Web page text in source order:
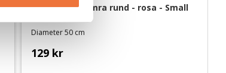
Hundbädd Slumra rund - rosa - Small
Diameter 50 cm
129 kr